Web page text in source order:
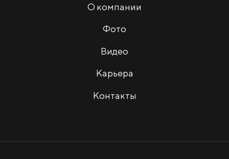
О компании
Фото
Видео
Карьера
Контакты